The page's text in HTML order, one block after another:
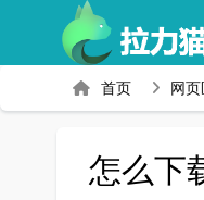
首页 网
怎么下